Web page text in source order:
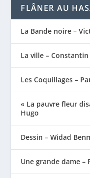
FLÂNER AU
La Bande noire –
La ville – Constantin
Les Coquillages –
« La pauvre fleur
Hugo
Dessin – Widad
Une grande dame –